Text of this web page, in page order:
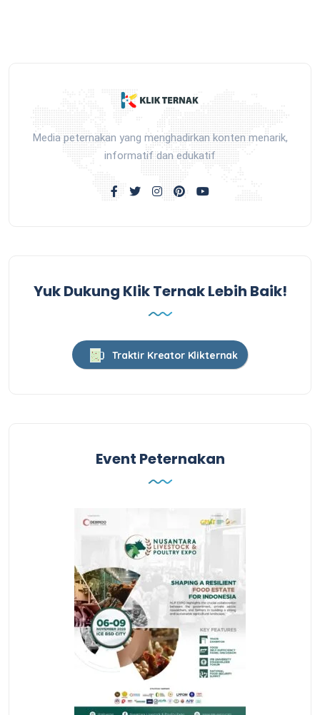
Media peternakan yang menghadirkan konten menarik,
informatif dan edukatif
Yuk Dukung Klik Ternak Lebih Baik!
Traktir Kreator Klikternak
Event Peternakan